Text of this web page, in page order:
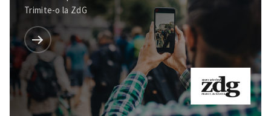
Trimite o informație
Despre ZdG
на русском
Trimite-o la ZdG